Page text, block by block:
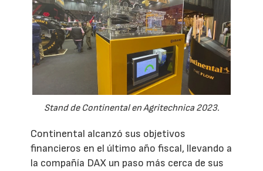
Stand de Continental en Agritechnica 2023.
Continental alcanzó sus objetivos
financieros en el último año fiscal, llevando a
la compañía DAX un paso más cerca de sus